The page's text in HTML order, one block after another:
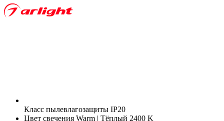
Класс пылевлагозащиты IP20
Цвет свечения Warm | Тёплый 2400 K